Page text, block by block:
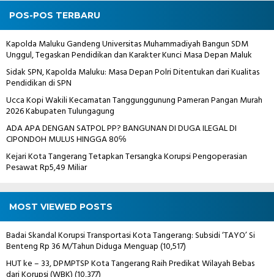
POS-POS TERBARU
Kapolda Maluku Gandeng Universitas Muhammadiyah Bangun SDM
Unggul, Tegaskan Pendidikan dan Karakter Kunci Masa Depan Maluk
Sidak SPN, Kapolda Maluku: Masa Depan Polri Ditentukan dari Kualitas
Pendidikan di SPN
Ucca Kopi Wakili Kecamatan Tanggunggunung Pameran Pangan Murah
2026 Kabupaten Tulungagung
ADA APA DENGAN SATPOL PP? BANGUNAN DI DUGA ILEGAL DI
CIPONDOH MULUS HINGGA 80℅
Kejari Kota Tangerang Tetapkan Tersangka Korupsi Pengoperasian
Pesawat Rp5,49 Miliar
MOST VIEWED POSTS
Badai Skandal Korupsi Transportasi Kota Tangerang: Subsidi ‘TAYO’ Si
Benteng Rp 36 M/Tahun Diduga Menguap(10,517)
HUT ke – 33, DPMPTSP Kota Tangerang Raih Predikat Wilayah Bebas